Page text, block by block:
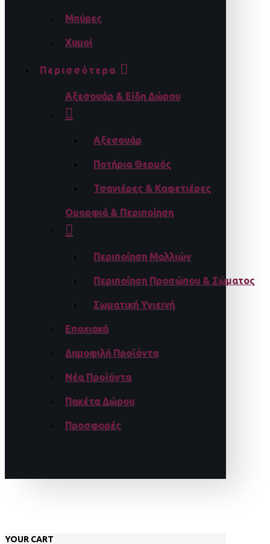
Μπύρες
Χυμοί
Περισσότερα
Αξεσουάρ & Είδη Δώρου
Αξεσουάρ
Ποτήρια Θερμός
Τσαγιέρες & Καφετιέρες
Ομορφιά & Περιποίηση
Περιποίηση Μαλλιών
Περιποίηση Προσώπου & Σώματος
Σωματική Υγιεινή
Εποχιακά
Δημοφιλή Προϊόντα
Νέα Προϊόντα
Πακέτα Δώρου
Προσφορές
YOUR CART